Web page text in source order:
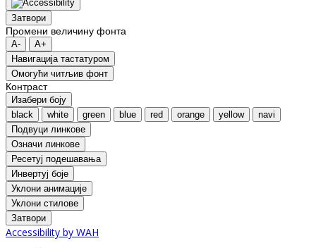
Затвори
Промени величину фонта
A-
A+
Навигација тастатуром
Oмогући читљив фонт
Контраст
Изабери боју
black
white green blue red orange yellow
navi
Подвуци линкове
Означи линкове
Ресетуј подешавања
Инвертуј боје
Уклони анимације
Уклони стилове
Затвори
Accessibility by WAH